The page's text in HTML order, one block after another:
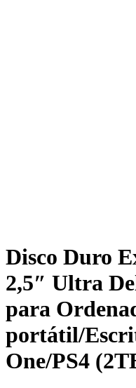
Disco Duro
2,5″ Ultra
para
portátil/
One/PS4